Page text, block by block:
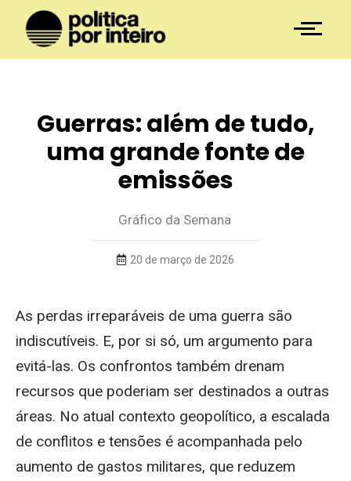
Guerras: além de tudo,
uma grande fonte de
emissões
Gráfico da Semana
20 de março de 2026
As perdas irreparáveis de uma guerra são
indiscutíveis. E, por si só, um argumento para
evitá-las. Os confrontos também drenam
recursos que poderiam ser destinados a outras
áreas. No atual contexto geopolítico, a escalada
de conflitos e tensões é acompanhada pelo
aumento de gastos militares, que reduzem